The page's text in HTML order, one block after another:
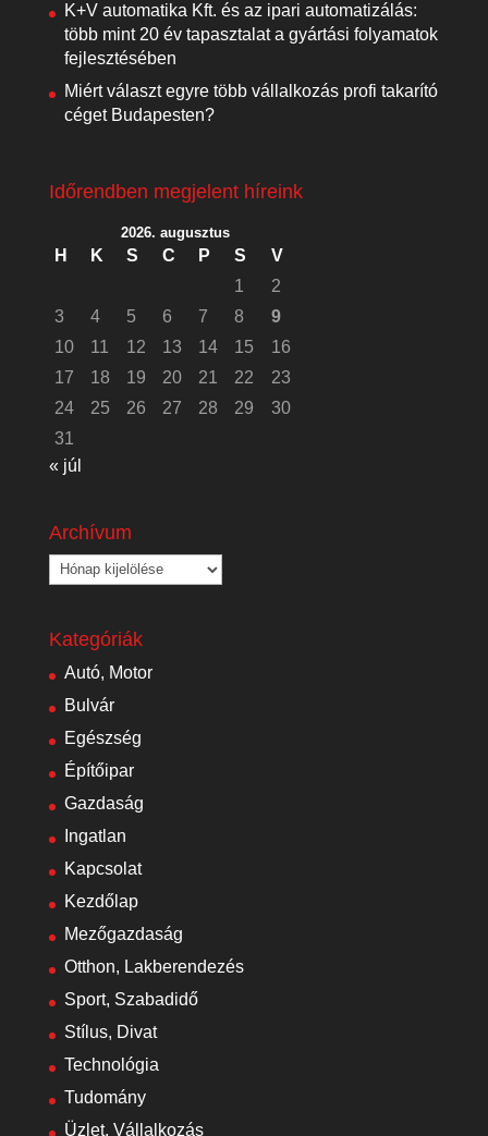
K+V automatika Kft. és az ipari automatizálás:
több mint 20 év tapasztalat a gyártási folyamatok
fejlesztésében
Miért választ egyre több vállalkozás profi takarító
céget Budapesten?
Időrendben megjelent híreink
2026. augusztus
H K S C P S
V
1
2
3
4 5 6 7 8
9
10
11 12 13 14 15
16
17
18 19 20 21 22
23
24
25 26 27 28 29
30
31
« júl
Archívum
Archívum
Kategóriák
Autó, Motor
Bulvár
Egészség
Építőipar
Gazdaság
Ingatlan
Kapcsolat
Kezdőlap
Mezőgazdaság
Otthon, Lakberendezés
Sport, Szabadidő
Stílus, Divat
Technológia
Tudomány
Üzlet, Vállalkozás